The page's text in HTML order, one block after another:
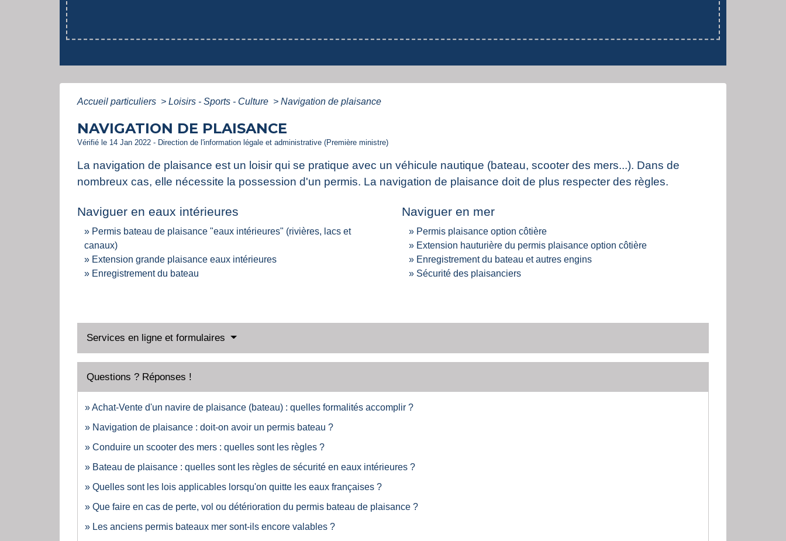
Accueil particuliers > Loisirs - Sports - Culture > Navigation de plaisance
NAVIGATION DE PLAISANCE
Vérifié le 14 Jan 2022 - Direction de l'information légale et administrative (Première ministre)
La navigation de plaisance est un loisir qui se pratique avec un véhicule nautique (bateau, scooter des mers...). Dans de
nombreux cas, elle nécessite la possession d'un permis. La navigation de plaisance doit de plus respecter des règles.
Naviguer en eaux intérieures
Permis bateau de plaisance "eaux intérieures" (rivières, lacs et
canaux)
Extension grande plaisance eaux intérieures
Enregistrement du bateau
Naviguer en mer
Permis plaisance option côtière
Extension hauturière du permis plaisance option côtière
Enregistrement du bateau et autres engins
Sécurité des plaisanciers
Services en ligne et formulaires
Questions ? Réponses !
Achat-Vente d'un navire de plaisance (bateau) : quelles formalités accomplir ?
Navigation de plaisance : doit-on avoir un permis bateau ?
Conduire un scooter des mers : quelles sont les règles ?
Bateau de plaisance : quelles sont les règles de sécurité en eaux intérieures ?
Quelles sont les lois applicables lorsqu'on quitte les eaux françaises ?
Que faire en cas de perte, vol ou détérioration du permis bateau de plaisance ?
Les anciens permis bateaux mer sont-ils encore valables ?